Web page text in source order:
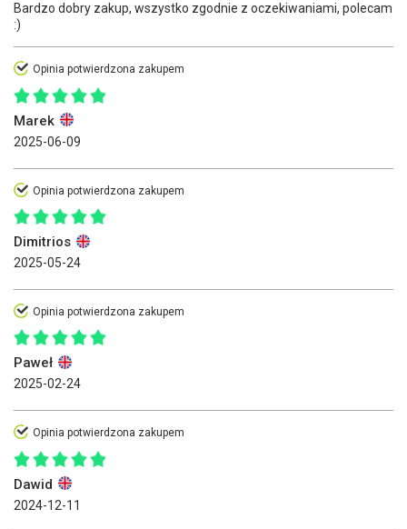
Bardzo dobry zakup, wszystko zgodnie z oczekiwaniami, polecam
:)
Opinia potwierdzona zakupem
Marek
2025-06-09
Opinia potwierdzona zakupem
Dimitrios
2025-05-24
Opinia potwierdzona zakupem
Paweł
2025-02-24
Opinia potwierdzona zakupem
Dawid
2024-12-11